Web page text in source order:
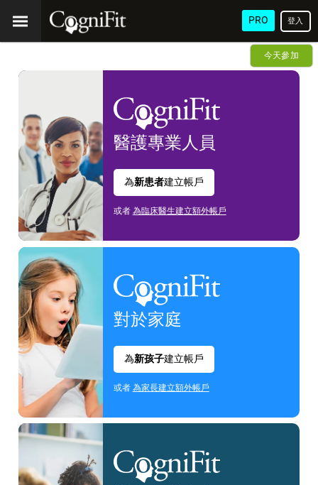
PRO 登入
今天參加
醫護專業人員
為新患者建立帳戶
或者 為臨床醫生建立額外帳戶
對於家庭
為新孩子建立帳戶
或者 為家長建立額外帳戶